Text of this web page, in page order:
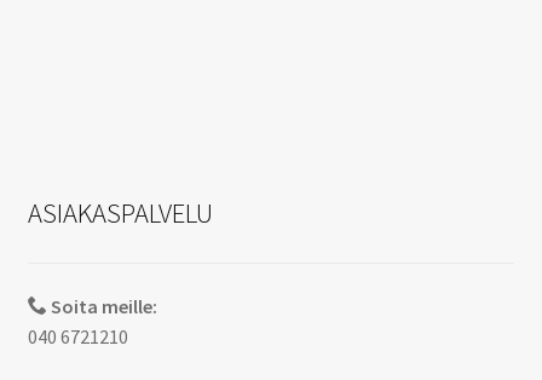
ASIAKASPALVELU
Soita meille:
040 6721210